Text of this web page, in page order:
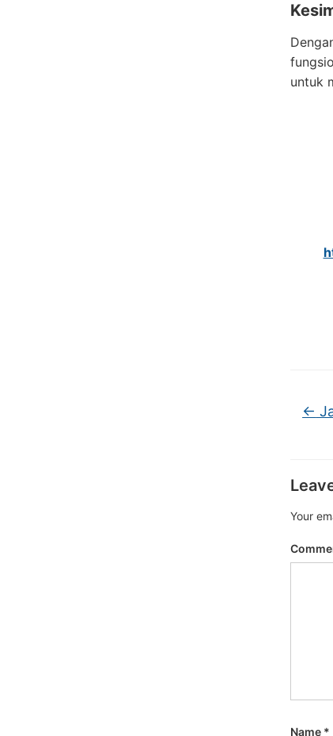
untuk
←
Your
Name *